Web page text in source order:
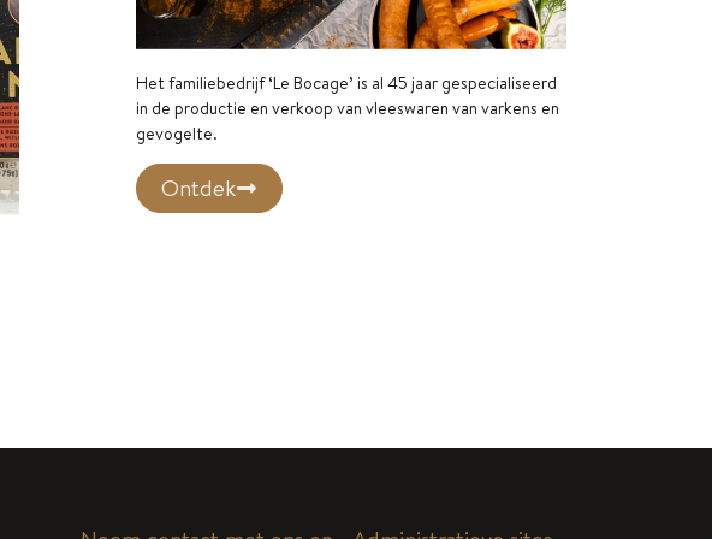
Het familiebedrijf ‘Le Bocage’ is al 45 jaar gespecialiseerd
in de productie en verkoop van vleeswaren van varkens en
gevogelte.
Ontdek